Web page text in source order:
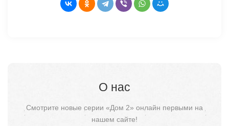
О нас
Смотрите новые серии «Дом 2» онлайн первыми на
нашем сайте!